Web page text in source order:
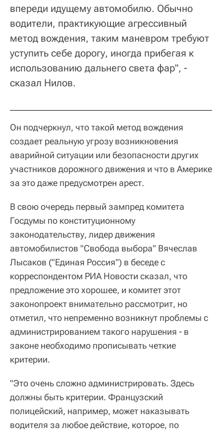
впереди идущему автомобилю. Обычно
водители, практикующие агрессивный
метод вождения, таким маневром требуют
уступить себе дорогу, иногда прибегая к
использованию дальнего света фар", -
сказал Нилов.
Он подчеркнул, что такой метод вождения
создает реальную угрозу возникновения
аварийной ситуации или безопасности других
участников дорожного движения и что в Америке
за это даже предусмотрен арест.
В свою очередь первый зампред комитета
Госдумы по конституционному
законодательству, лидер движения
автомобилистов "Свобода выбора" Вячеслав
Лысаков ("Единая Россия") в беседе с
корреспондентом РИА Новости сказал, что
предложение это хорошее, и комитет этот
законопроект внимательно рассмотрит, но
отметил, что непременно возникнут проблемы с
администрированием такого нарушения - в
законе необходимо прописывать четкие
критерии.
"Это очень сложно администрировать. Здесь
должны быть критерии. Французский
полицейский, например, может наказывать
водителя за любое действие, которое, по